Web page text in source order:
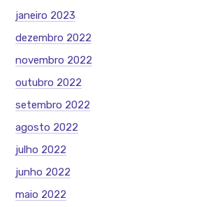
janeiro 2023
dezembro 2022
novembro 2022
outubro 2022
setembro 2022
agosto 2022
julho 2022
junho 2022
maio 2022